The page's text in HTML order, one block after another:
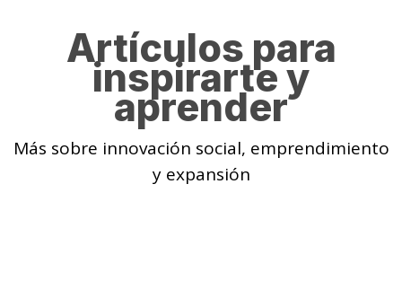
Artículos para
inspirarte y
aprender
Más sobre innovación social, emprendimiento
y expansión